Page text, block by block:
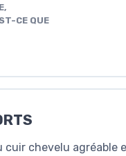
CE QUE
cuir chevelu agréable